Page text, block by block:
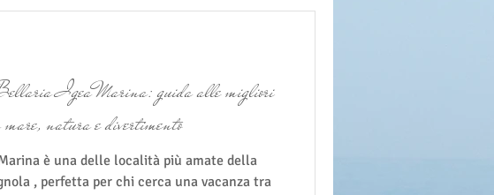
Igea Marina: guida alle migliori
mare, natura e divertimento
più amate della
, perfetta per chi cerca una vacanza tra